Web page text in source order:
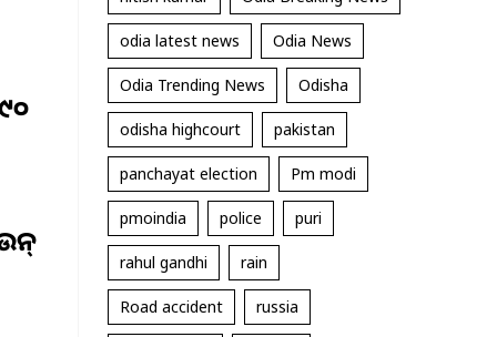
odia latest news Odia News
Odia Trending News Odisha
odisha highcourt pakistan
panchayat election Pm modi
pmoindia police puri
rahul gandhi rain
Road accident russia